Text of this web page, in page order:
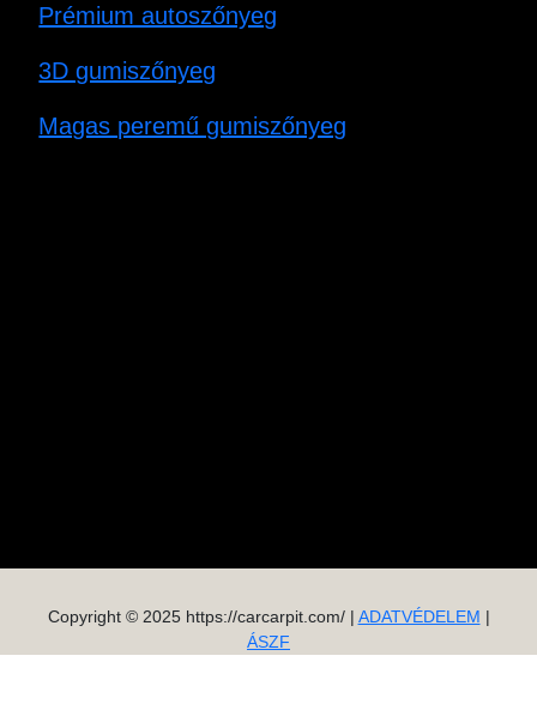
Prémium autoszőnyeg
3D gumiszőnyeg
Magas peremű gumiszőnyeg
Copyright © 2025 https://carcarpit.com/ | ADATVÉDELEM |
ÁSZF